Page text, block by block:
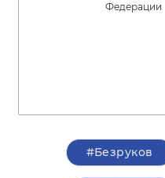
Федерации
#Безруков